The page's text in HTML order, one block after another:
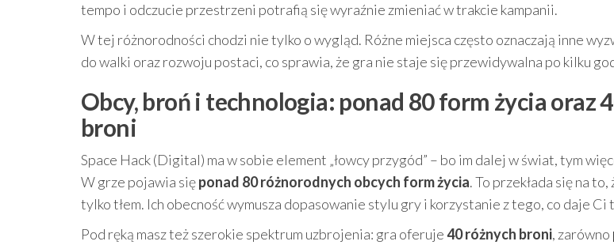
tempo i odczucie przestrzeni potrafią się wyraźnie zmieniać w trakcie kampanii.
W tej różnorodności chodzi nie tylko o wygląd. Różne miejsca często oznaczają inne
do walki oraz rozwoju postaci, co sprawia, że gra nie staje się przewidywalna po kilku
Obcy, broń i technologia: ponad 80 form życia oraz
broni
Space Hack (Digital) ma w sobie element „łowcy przygód” – bo im dalej w świat, tym
W grze pojawia sięponad 80 różnorodnych obcych form życia. To przekłada się na
tylko tłem. Ich obecność wymusza dopasowanie stylu gry i korzystanie z tego, co daje Ci
Pod ręką masz też szerokie spektrum uzbrojenia: gra oferuje40 różnych broni, zarówno